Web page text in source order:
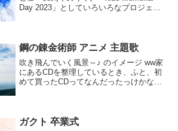
Day 2023」としていろいろなプロジェク
鋼の錬金術師 アニメ 主題歌
吹き飛んでいく風景～♪ のイメージ ww家
にあるCDを整理しているとき、ふと、初
めて買ったCDってなんだったっけかな？
Steady...
ガクト 卒業式